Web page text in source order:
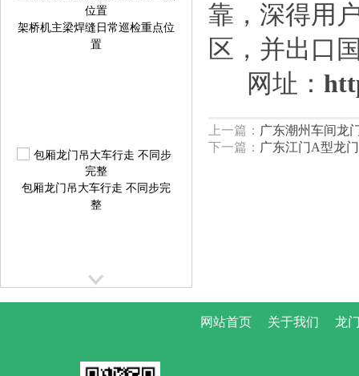
架桥机主梁焊缝日常巡检重点位
置
包厢龙门吊大车行走 不同步完
整
靠，深得用
区，并出口
网址：
上一篇： 广东潮州车间龙
下一篇： 广东江门A型龙
网站首页 关于我们 龙